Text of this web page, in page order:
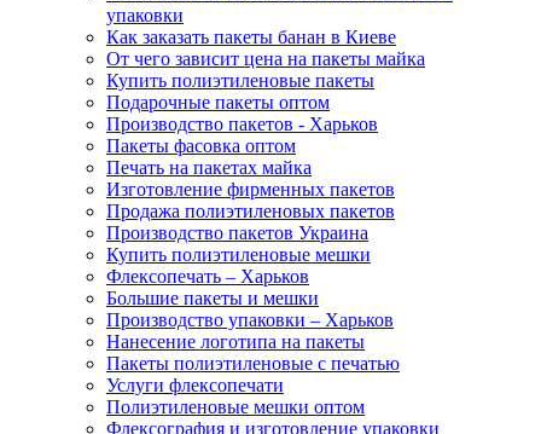
упаковки
Как заказать пакеты банан в Киеве
От чего зависит цена на пакеты майка
Купить полиэтиленовые пакеты
Подарочные пакеты оптом
Производство пакетов - Харьков
Пакеты фасовка оптом
Печать на пакетах майка
Изготовление фирменных пакетов
Продажа полиэтиленовых пакетов
Производство пакетов Украина
Купить полиэтиленовые мешки
Флексопечать – Харьков
Большие пакеты и мешки
Производство упаковки – Харьков
Нанесение логотипа на пакеты
Пакеты полиэтиленовые с печатью
Услуги флексопечати
Полиэтиленовые мешки оптом
Флексография и изготовление упаковки